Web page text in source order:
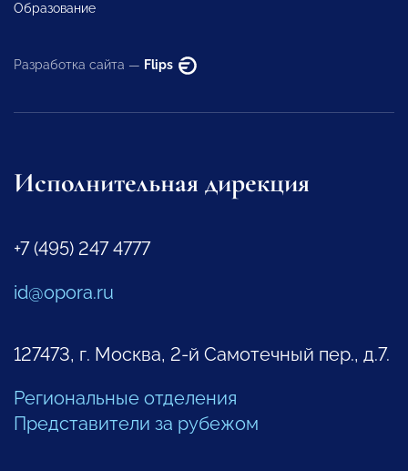
Образование
Разработка сайта — Flips
Исполнительная дирекция
+7 (495) 247 4777
id@opora.ru
127473, г. Москва, 2-й Самотечный пер., д.7.
Региональные отделения
Представители за рубежом